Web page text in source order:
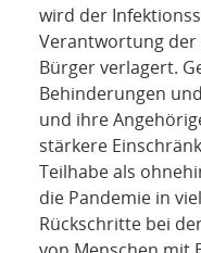
wird der
Verantwortung der
Bürger verlagert.
Behinderungen
und ihre
stärkere
Teilhabe als
die Pandemie in
Rückschritte bei